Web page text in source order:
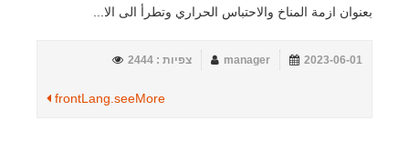
بعنوان ازمة المناخ والاحتباس الحراري وتطرأ الى الا...
2023-06-01
manager צפיות : 2444
frontLang.seeMore